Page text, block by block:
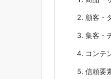
顧客・
集客・
コンテ
信頼要